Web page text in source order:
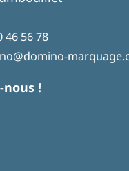
46 56 78
nous !